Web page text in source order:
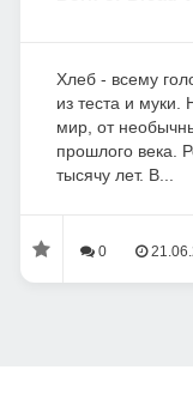
Хлеб - всему
из теста и муки.
мир, от
прошлого века.
тысячу лет. В...
0